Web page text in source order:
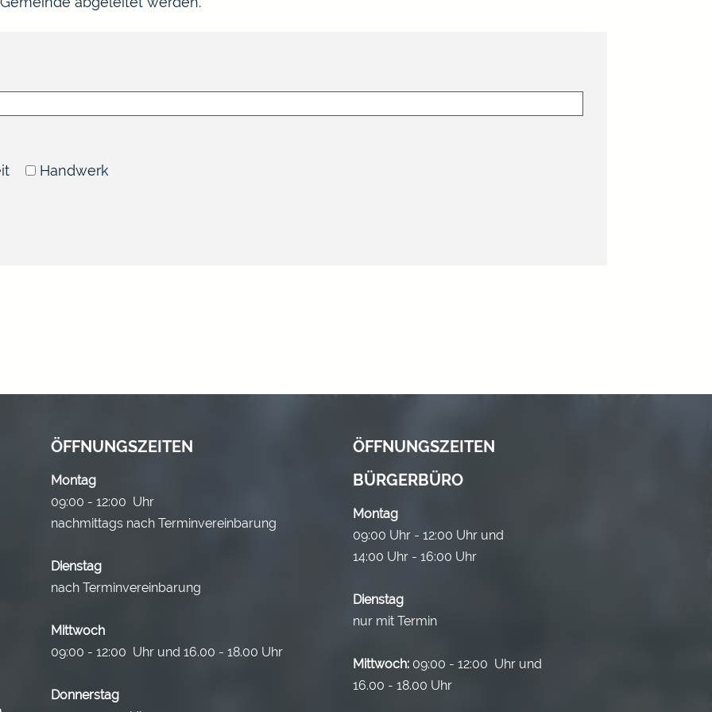
Handwerk
ÖFFNUNGSZEITEN
Montag
09:00 - 12:00 Uhr
nachmittags nach Terminvereinbarung
Dienstag
nach Terminvereinbarung
Mittwoch
09:00 - 12:00 Uhr und 16.00 - 18.00 Uhr
Donnerstag
ÖFFNUNGSZEITEN
BÜRGERBÜRO
Montag
09:00 Uhr - 12:00 Uhr und
14:00 Uhr - 16:00 Uhr
Dienstag
nur mit Termin
Mittwoch: 09:00 - 12:00 Uhr und
16.00 - 18.00 Uhr